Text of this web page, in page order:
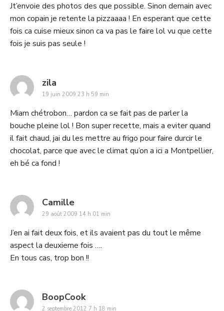
Jt’envoie des photos des que possible. Sinon demain avec
mon copain je retente la pizzaaaa ! En esperant que cette
fois ca cuise mieux sinon ca va pas le faire lol vu que cette
fois je suis pas seule !
zila
19 juin 2009 23 h 59 min
Miam chétrobon… pardon ca se fait pas de parler la
bouche pleine lol ! Bon super recette, mais a eviter quand
il fait chaud, jai du les mettre au frigo pour faire durcir le
chocolat, parce que avec le climat qu’on a ici a Montpellier,
eh bé ca fond !
Camillesays:
29 août 2009 14 h 01 min
J’en ai fait deux fois, et ils avaient pas du tout le même
aspect la deuxieme fois ….
En tous cas, trop bon !!
BoopCooksays:
2 septembre 2012 7 h 18 min